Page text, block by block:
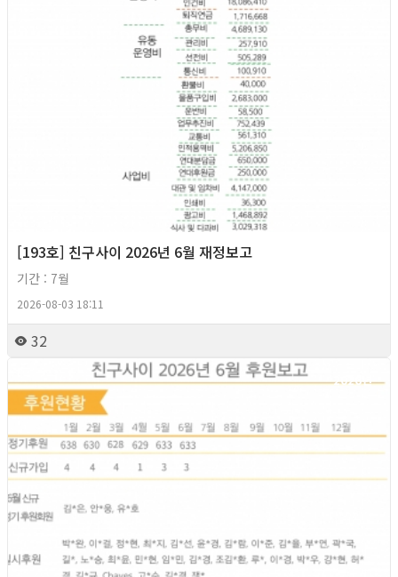
[193호] 친구사이 2026년 6월 재정보고
기간 : 7월
2026-08-03 18:11
32
2026년